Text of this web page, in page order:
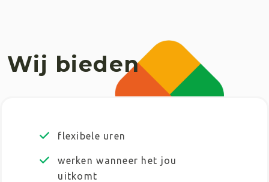
Wij bieden
flexibele uren
werken wanneer het jou
uitkomt